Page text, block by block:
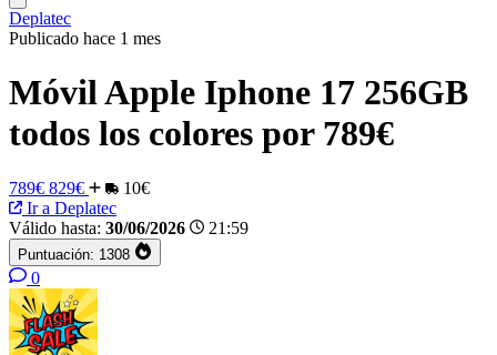
Deplatec
Publicado hace 1 mes
Móvil Apple Iphone 17 256GB
todos los colores por 789€
789€ 829€
10€
Ir a Deplatec
Válido hasta: 30/06/2026 21:59
Puntuación: 1308
0